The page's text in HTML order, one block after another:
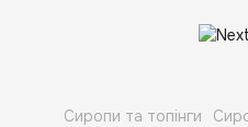
Сиропи та топінги